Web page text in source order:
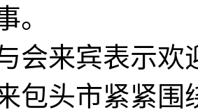
。
会来宾表示
包头市紧紧围